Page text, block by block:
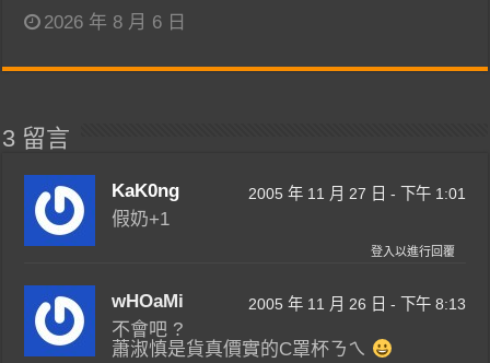
2026 年 8 月 6 日
3 留言
KaK0ng 2005 年 11 月 27 日 - 下午 1:01
假奶+1
登入以進行回覆
wHOaMi 2005 年 11 月 26 日 - 下午 8:13
不會吧 ?
蕭淑慎是貨真價實的C罩杯ㄋㄟ